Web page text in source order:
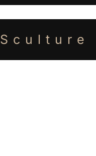
Sculture